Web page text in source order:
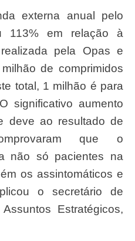
113% em relação à
pela Opas e
de comprimidos
total, 1 milhão é para
significativo aumento
deve ao resultado de
que o
não só pacientes na
os assintomáticos e
o secretário de
Estratégicos,